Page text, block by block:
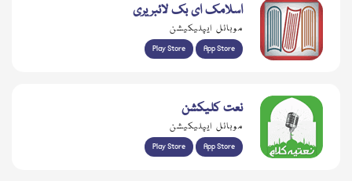
اسلامک ای بک لائبریری
موبائل ایپلیکیشن
Play Store App Store
نعت کلیکشن
موبائل ایپلیکیشن
Play Store App Store